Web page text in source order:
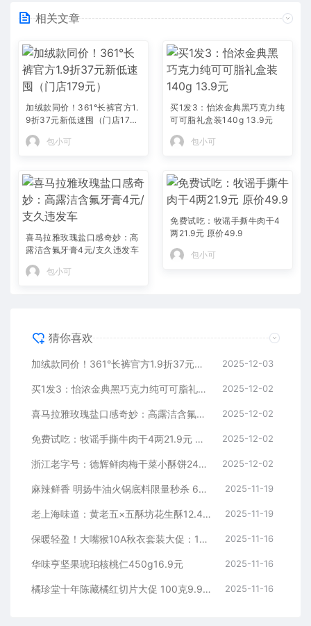
相关文章
加绒款同价！361°长裤官方1.
9折37元新低速囤（门店179
包小可
买1发3：怡浓金典黑巧克力纯
可可脂礼盒装140g 13.9元
包小可
喜马拉雅玫瑰盐口感奇妙：高
露洁含氟牙膏4元/支久违发车
包小可
免费试吃：牧谣手撕牛肉干4
两21.9元 原价49.9
包小可
猜你喜欢
加绒款同价！361°长裤官方1.9折37元新低速囤（门店179元） 2025-12-03
买1发3：怡浓金典黑巧克力纯可可脂礼盒装140g 13.9元 2025-12-02
喜马拉雅玫瑰盐口感奇妙：高露洁含氟牙膏4元/支久违发车 2025-12-02
免费试吃：牧谣手撕牛肉干4两21.9元 原价49.9 2025-12-02
浙江老字号：德辉鲜肉梅干菜小酥饼24元80个发车 2025-12-02
麻辣鲜香 明扬牛油火锅底料限量秒杀 6袋到手16.36元 2025-11-19
老上海味道：黄老五×五酥坊花生酥12.4元/斤探新低 2025-11-19
保暖轻盈！大嘴猴10A秋衣套装大促：14元券 39.1到手 2025-11-16
华味亨坚果琥珀核桃仁450g16.9元 2025-11-16
橘珍堂十年陈藏橘红切片大促 100克9.9元 2025-11-16